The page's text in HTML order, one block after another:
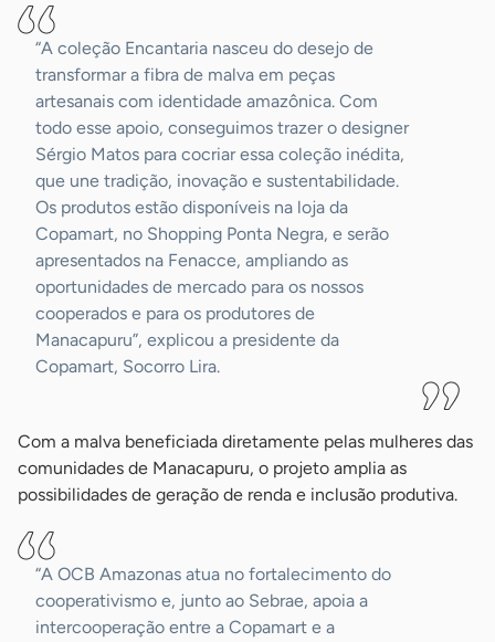
“A coleção Encantaria nasceu do desejo de
transformar a fibra de malva em peças
artesanais com identidade amazônica. Com
todo esse apoio, conseguimos trazer o designer
Sérgio Matos para cocriar essa coleção inédita,
que une tradição, inovação e sustentabilidade.
Os produtos estão disponíveis na loja da
Copamart, no Shopping Ponta Negra, e serão
apresentados na Fenacce, ampliando as
oportunidades de mercado para os nossos
cooperados e para os produtores de
Manacapuru”, explicou a presidente da
Copamart, Socorro Lira.
Com a malva beneficiada diretamente pelas mulheres das
comunidades de Manacapuru, o projeto amplia as
possibilidades de geração de renda e inclusão produtiva.
“A OCB Amazonas atua no fortalecimento do
cooperativismo e, junto ao Sebrae, apoia a
intercooperação entre a Copamart e a